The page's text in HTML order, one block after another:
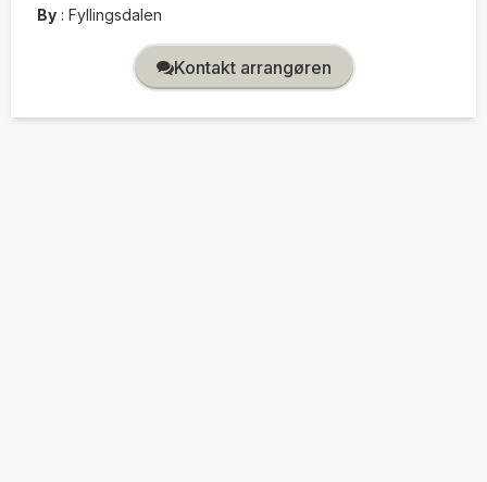
By : Fyllingsdalen
Kontakt arrangøren